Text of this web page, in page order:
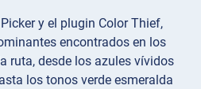
y el plugin Color Thief,
encontrados en los
ruta, desde los azules vívidos
los tonos verde esmeralda